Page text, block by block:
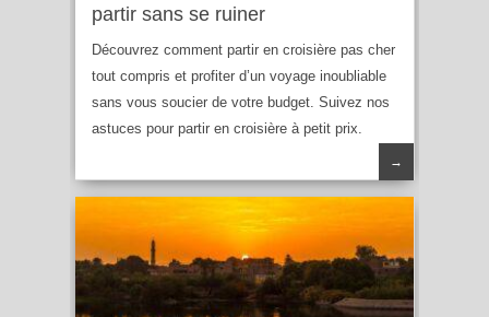
partir sans se ruiner
Découvrez comment partir en croisière pas cher
tout compris et profiter d’un voyage inoubliable
sans vous soucier de votre budget. Suivez nos
astuces pour partir en croisière à petit prix.
→